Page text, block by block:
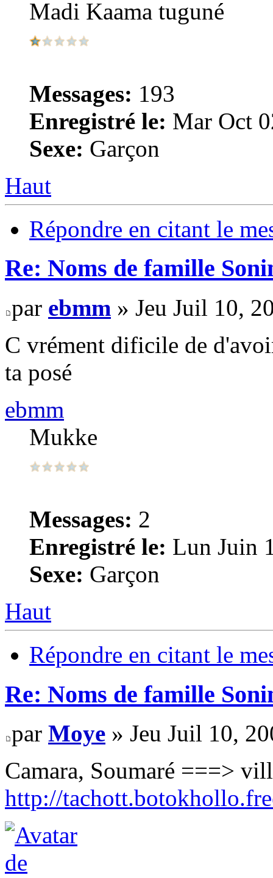
Madi Kaama tuguné
Messages: 193
Enregistré le: Mar Oct
Sexe: Garçon
Haut
Répondre en citant le
Re: Noms de famille
par ebmm » Jeu Juil 10,
C vrément dificile de
ta posé
ebmm
Mukke
Messages: 2
Enregistré le: Lun Juin
Sexe: Garçon
Haut
Répondre en citant le
Re: Noms de famille
par Moye » Jeu Juil 10,
Camara, Soumaré ===>
http://